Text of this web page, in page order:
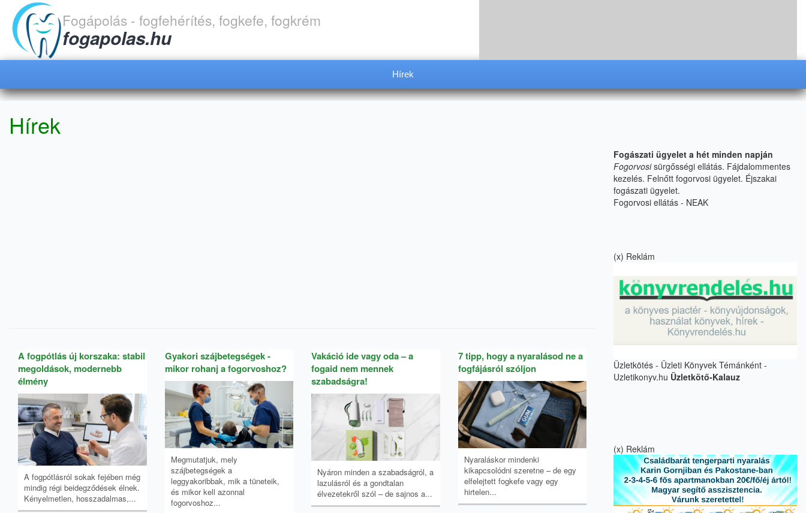
Fogápolás - fogfehérítés, fogkefe, fogkrém
fogapolas.hu
Hírek
Hírek
A fogpótlás új korszaka: stabil
megoldások, modernebb
élmény
A fogpótlásról sokak fejében még
mindig régi beidegződések élnek.
Kényelmetlen, hosszadalmas,...
Gyakori szájbetegségek -
mikor rohanj a fogorvoshoz?
Megmutatjuk, mely
szájbetegségek a
leggyakoribbak, mik a tüneteik,
és mikor kell azonnal
fogorvoshoz...
Vakáció ide vagy oda – a
fogaid nem mennek
szabadságra!
Nyáron minden a szabadságról, a
lazulásról és a gondtalan
élvezetekről szól – de sajnos a...
7 tipp, hogy a nyaralásod ne a
fogfájásról szóljon
Nyaraláskor mindenki
kikapcsolódni szeretne – de egy
elfelejtett fogkefe vagy egy
hirtelen...
Fogászati ügyelet a hét minden napján
Fogorvosisürgősségi ellátás. Fájdalommentes
kezelés. Felnőtt fogorvosi ügyelet. Éjszakai
fogászati ügyelet.
Fogorvosi ellátás - NEAK
(x) Reklám
Üzletkötés - Üzleti Könyvek Témánként -
Uzletikonyv.hu Üzletkötő-Kalauz
(x) Reklám